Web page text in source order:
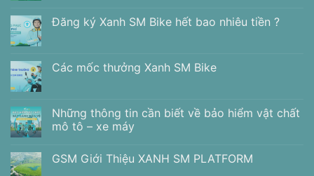
Đăng ký Xanh SM Bike hết bao nhiêu tiền ?
Các mốc thưởng Xanh SM Bike
Những thông tin cần biết về bảo hiểm vật chất
mô tô – xe máy
GSM Giới Thiệu XANH SM PLATFORM